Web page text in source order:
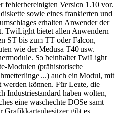
Version 1.10 vor.
sowie eines frankierten und
erhalten Anwender der
TwiLight bietet allen Anwendern
ST bis zum TT oder Falcon,
wie der Medusa T40 usw.
So beinhaltet TwiLight
Modulen (prähistorische
...) auch ein Modul, mit
werden können. Für Leute, die
Industriestandard haben wolten,
eine waschechte DOSe samt
Grafikkartenbesitzer gibt es